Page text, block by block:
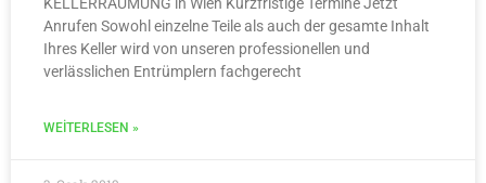
Anrufen Sowohl einzelne Teile als auch der gesamte Inhalt
Ihres Keller wird von unseren professionellen und
verlässlichen Entrümplern fachgerecht
WEITERLESEN »